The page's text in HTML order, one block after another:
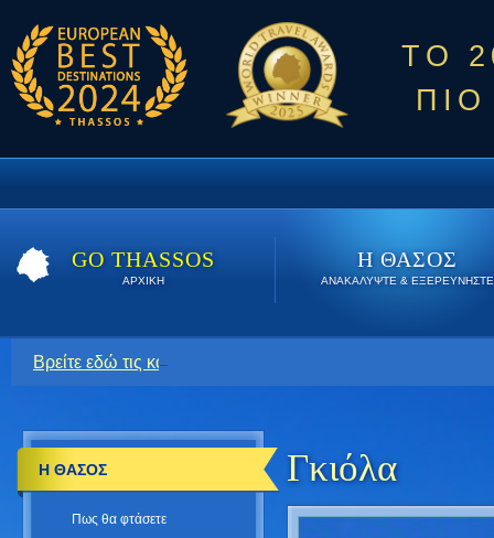
ΤΟ
GO THASSOS
ΑΡΧΙΚΗ
Η ΘΑΣΟΣ
ΑΝΑΚΑΛΥΨΤΕ & ΕΞΕΡΕΥΝΗΣΤΕ
Βρείτε εδώ τις καλύτερες προσφορές όλο το καλοκαίρι.
Γκιόλα
Η ΘΑΣΟΣ
Πως θα φτάσετε